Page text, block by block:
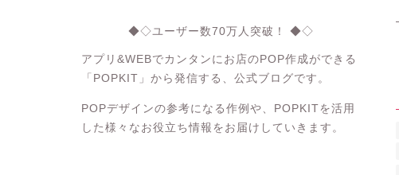
◆◇ユーザー数70万人突破！ ◆◇
アプリ&WEBでカンタンにお店のPOP作成ができる
「POPKIT」から発信する、公式ブログです。
POPデザインの参考になる作例や、POPKITを活用
した様々なお役立ち情報をお届けしていきます。